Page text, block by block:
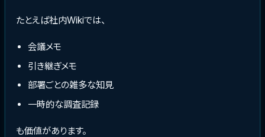
たとえば社内Wikiでは、
会議メモ
引き継ぎメモ
部署ごとの雑多な知見
一時的な調査記録
も価値があります。